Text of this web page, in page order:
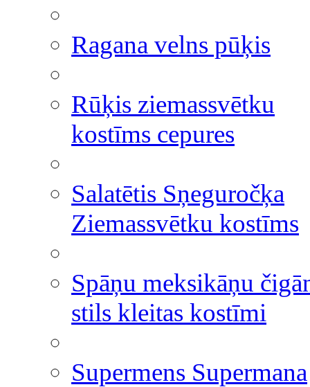
Ragana velns pūķis
Rūķis ziemassvētku
kostīms cepures
Salatētis Sņeguročķa
Ziemassvētku kostīms
Spāņu meksikāņu
stils kleitas kostīmi
Supermens Supermana